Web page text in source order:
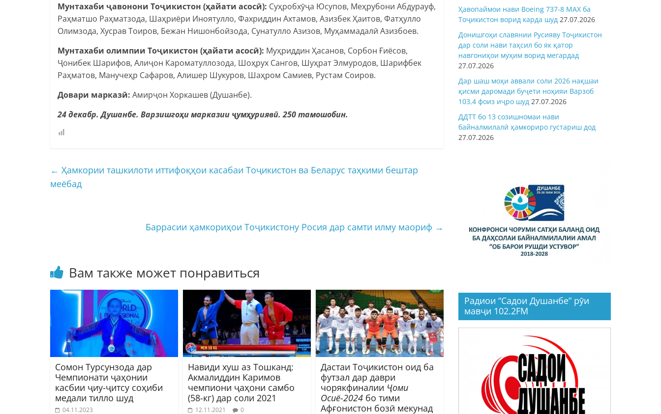
Мунтахаби ҷавонони Тоҷикистон (ҳайати асосӣ): Суҳробхӯҷа Юсупов, Меҳрубони Абдурауф,
Раҳматшо Раҳматзода, Шаҳриёри Иноятулло, Фахриддин Ахтамов, Азизбек Ҳаитов, Фатҳулло
Олимзода, Хусрав Тоиров, Бежан Нишонбойзода, Сунатулло Азизов, Муҳаммадалӣ Азизбоев.
Мунтахаби олимпии Тоҷикистон (ҳайати асосӣ): Муҳриддин Ҳасанов, Сорбон Ғиёсов,
Ҷонибек Шарифов, Алиҷон Кароматуллозода, Шоҳрух Сангов, Шуҳрат Элмуродов, Шарифбек
Раҳматов, Манучеҳр Сафаров, Алишер Шукуров, Шаҳром Самиев, Рустам Соиров.
Довари марказӣ: Амирҷон Хоркашев (Душанбе).
24 декабр. Душанбе. Варзишгоҳи марказии ҷумҳуриявӣ. 250 тамошобин.
← Ҳамкории ташкилоти иттифоқҳои касабаи Тоҷикистон ва Беларус таҳкими бештар
меёбад
Баррасии ҳамкориҳои Тоҷикистону Росия дар самти илму маориф →
Вам также может понравиться
Сомон Турсунзода дар
Чемпионати ҷаҳонии
касбии ҷиу-ҷитсу соҳиби
медали тилло шуд
04.11.2023
Навиди хуш аз Тошканд:
Акмалиддин Каримов
чемпиони ҷаҳони самбо
(58-кг) дар соли 2021
12.11.2021 0
Дастаи Тоҷикистон оид ба
футзал дар даври
чорякфиналии Ҷоми
Осиё-2024 бо тими
Афғонистон бозӣ мекунад
Ҳавопаймои нави Boeing 737-8 MAX ба
Тоҷикистон ворид карда шуд 27.07.2026
Донишгоҳи славянии Русияву Тоҷикистон
дар соли нави таҳсил бо як қатор
навгониҳои муҳим ворид мегардад
27.07.2026
Дар шаш моҳи аввали соли 2026 нақшаи
қисми даромади буҷети ноҳияи Варзоб
103,4 фоиз иҷро шуд 27.07.2026
ДДТТ бо 13 созишномаи нави
байналмилалӣ ҳамкориро густариш дод
27.07.2026
Радиои “Садои Душанбе” рӯи
мавҷи 102.2FM